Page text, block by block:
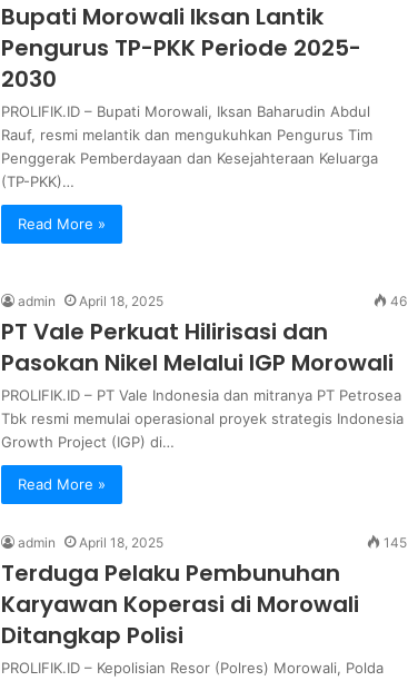
Bupati Morowali Iksan Lantik
Pengurus TP-PKK Periode 2025-
2030
PROLIFIK.ID – Bupati Morowali, Iksan Baharudin Abdul
Rauf, resmi melantik dan mengukuhkan Pengurus Tim
Penggerak Pemberdayaan dan Kesejahteraan Keluarga
(TP-PKK)…
Read More »
admin April 18, 2025 46
PT Vale Perkuat Hilirisasi dan
Pasokan Nikel Melalui IGP Morowali
PROLIFIK.ID – PT Vale Indonesia dan mitranya PT Petrosea
Tbk resmi memulai operasional proyek strategis Indonesia
Growth Project (IGP) di…
Read More »
admin April 18, 2025 145
Terduga Pelaku Pembunuhan
Karyawan Koperasi di Morowali
Ditangkap Polisi
PROLIFIK.ID – Kepolisian Resor (Polres) Morowali, Polda